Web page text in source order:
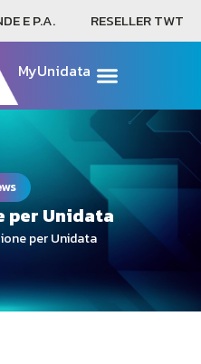
E P.A. RESELLER TWT
MyUnidata
per Unidata
per Unidata